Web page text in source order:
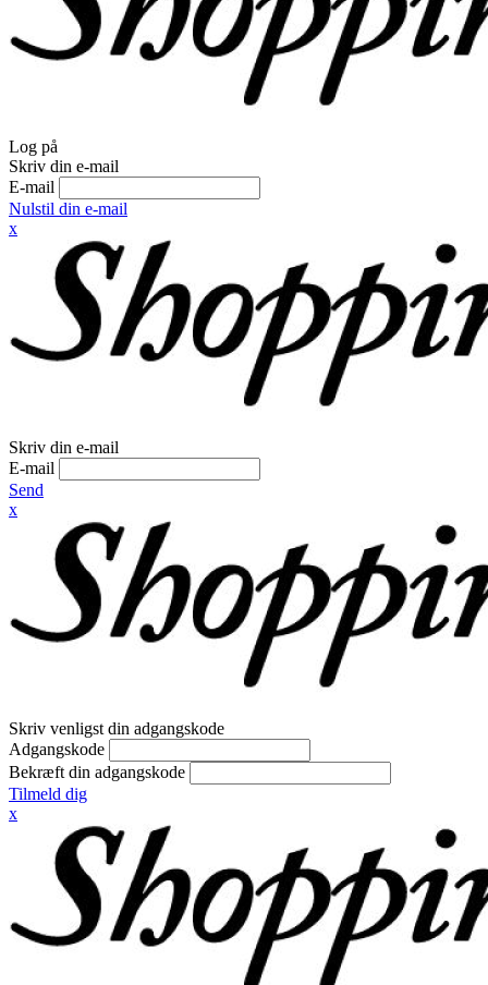
Log på
Skriv din e-mail
E-mail
Nulstil din e-mail
x
Skriv din e-mail
E-mail
Send
x
Skriv venligst din adgangskode
Adgangskode
Bekræft din adgangskode
Tilmeld dig
x